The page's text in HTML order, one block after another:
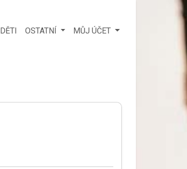
DĚTI OSTATNÍ MŮJ ÚČET